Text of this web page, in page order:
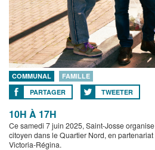
COMMUNAL
FAMILLE
PARTAGER
TWEETER
10H À 17H
Ce samedi 7 juin 2025, Saint-Josse
citoyen dans le Quartier Nord, en
Victoria-Régina.